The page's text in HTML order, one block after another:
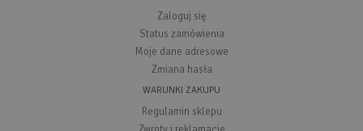
Zaloguj się
Status zamówienia
Moje dane adresowe
Zmiana hasła
WARUNKI ZAKUPU
Regulamin sklepu